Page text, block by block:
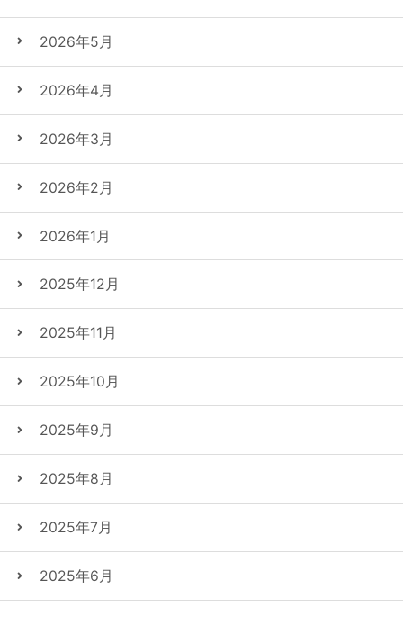
2026年5月
2026年4月
2026年3月
2026年2月
2026年1月
2025年12月
2025年11月
2025年10月
2025年9月
2025年8月
2025年7月
2025年6月